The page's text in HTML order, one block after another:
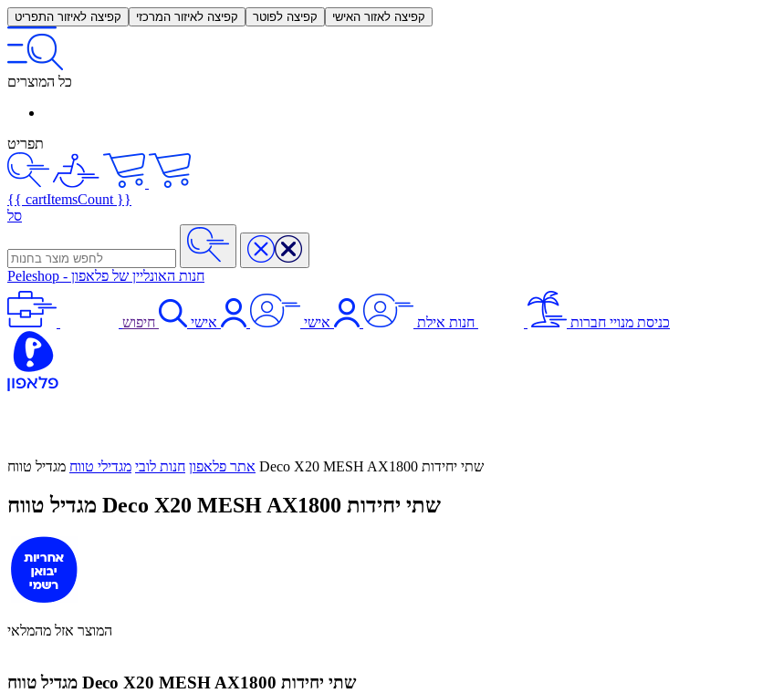
קפיצה לאיזור התפריט קפיצה לאיזור המרכזי קפיצה לפוטר קפיצה לאזור האישי
כל המוצרים
תפריט
{{ cartItemsCount }}
סל
Peleshop - חנות האונליין של פלאפון
כניסת מנויי חברות חנות אילת אישי אישי חיפוש
אתר פלאפון חנות לובי מגדילי טווח מגדיל טווח Deco X20 MESH AX1800 שתי יחידות
מגדיל טווח Deco X20 MESH AX1800 שתי יחידות
המוצר אזל מהמלאי
מגדיל טווח Deco X20 MESH AX1800 שתי יחידות